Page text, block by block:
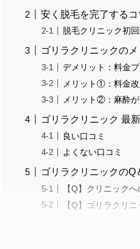
安く脱毛を完了するコ
脱毛クリニック初
ゴリラクリニックの
デメリット：料金
メリット①：料金
メリット②：麻酔
ゴリラクリニック 最
良い口コミ
よくない口コミ
ゴリラクリニックのQ
【Q】クリニック
【Q】ゴリラクリ